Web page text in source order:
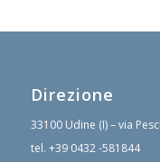
Direzione
33100 Udine (I) – via
tel. +39 0432 -581844